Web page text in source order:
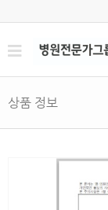
상품 정보